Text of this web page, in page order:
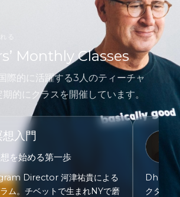
る
Monthly Classes
際的に活躍する3人のティーチャ
的にクラスを開催しています。
想入門
を始める第一歩
Director 河津祐貴による
ム。チベットで生まれNYで磨
クター